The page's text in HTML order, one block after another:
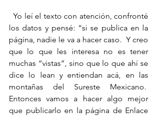
Yo leí el texto con atención, confronté
los datos y pensé: “si se publica en la
página, nadie le va a hacer caso.  Y creo
que lo que les interesa no es tener
muchas “vistas”, sino que lo que ahí se
dice lo lean y entiendan acá, en las
montañas del Sureste Mexicano.
Entonces vamos a hacer algo mejor
que publicarlo en la página de Enlace